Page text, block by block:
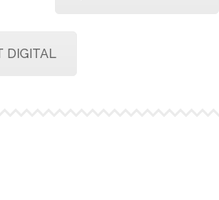
DIGITAL